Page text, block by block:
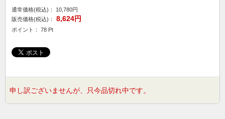
通常価格(税込)：
10,780円
販売価格(税込)：
8,624円
ポイント： 78 Pt
申し訳ございませんが、只今品切れ中です。